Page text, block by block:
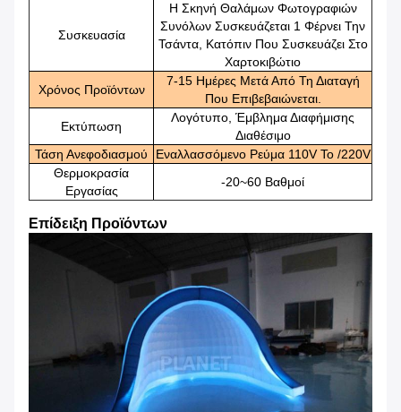
Συσκευασία
Η Σκηνή Θαλάμων Φωτογραφιών
Συνόλων Συσκευάζεται 1 Φέρνει Την
Τσάντα, Κατόπιν Που Συσκευάζει Στο
Χαρτοκιβώτιο
Χρόνος Προϊόντων
7-15 Ημέρες Μετά Από Τη Διαταγή
Που Επιβεβαιώνεται.
Εκτύπωση
Λογότυπο, Έμβλημα Διαφήμισης
Διαθέσιμο
Τάση Ανεφοδιασμού
Εναλλασσόμενο Ρεύμα 110V Το /220V
Θερμοκρασία
Εργασίας
-20~60 Βαθμοί
Επίδειξη Προϊόντων